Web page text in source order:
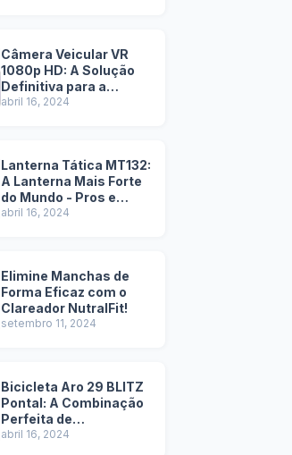
Câmera Veicular VR
1080p HD: A Solução
Definitiva para a
Segurança na Estrada
abril 16, 2024
Lanterna Tática MT132:
A Lanterna Mais Forte
do Mundo - Pros e
Contras
abril 16, 2024
Elimine Manchas de
Forma Eficaz com o
Clareador NutralFit!
setembro 11, 2024
Bicicleta Aro 29 BLITZ
Pontal: A Combinação
Perfeita de
Durabilidade e Estilo -
abril 16, 2024